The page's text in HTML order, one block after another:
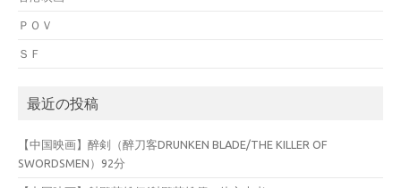
ＰＯＶ
ＳＦ
最近の投稿
【中国映画】醉剣（醉刀客DRUNKEN BLADE/THE KILLER OF
SWORDSMEN）92分